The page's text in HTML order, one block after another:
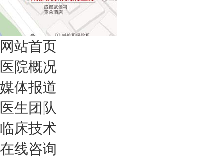
网站首页
医院概况
媒体报道
医生团队
临床技术
在线咨询